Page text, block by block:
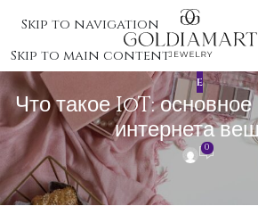
Skip to navigation
Skip to main content
E
Что такое IoT:
интернета
0
Что такое IoT: